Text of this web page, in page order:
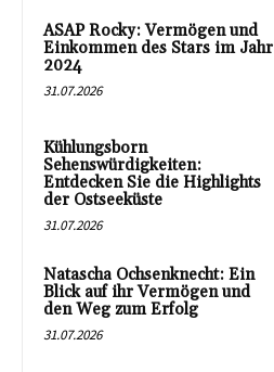
ASAP Rocky: Vermögen und
Einkommen des Stars im Jahr
2024
31.07.2026
Kühlungsborn
Sehenswürdigkeiten:
Entdecken Sie die Highlights
der Ostseeküste
31.07.2026
Natascha Ochsenknecht: Ein
Blick auf ihr Vermögen und
den Weg zum Erfolg
31.07.2026